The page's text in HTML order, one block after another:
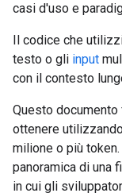
casi d'uso e
Il codice che
testo o gli input
con il contesto
Questo
ottenere
milione o più
panoramica di una
in cui gli